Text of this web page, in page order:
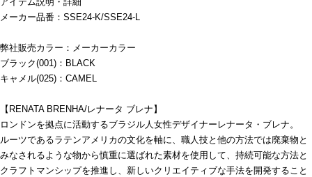
メーカー品番：SSE24-K/SSE24-L
弊社販売カラー：メーカーカラー
ブラック(001)：BLACK
キャメル(025)：CAMEL
【RENATA BRENHA/レナータ ブレナ】
ロンドンを拠点に活動するブラジル人女性デザイナーレナータ・ブレナ。
ルーツであるラテンアメリカの文化を軸に、職人技と他の方法では廃棄物と
みなされるような物から慎重に選ばれた素材を使用して、持続可能な方法と
クラフトマンシップを推進し、新しいクリエイティブな手法を開発すること